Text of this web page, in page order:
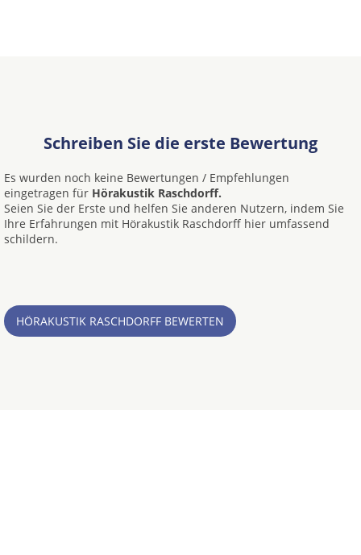
Schreiben Sie die erste Bewertung
Es wurden noch keine Bewertungen / Empfehlungen
eingetragen für Hörakustik Raschdorff.
Seien Sie der Erste und helfen Sie anderen Nutzern, indem Sie
Ihre Erfahrungen mit Hörakustik Raschdorff hier umfassend
schildern.
HÖRAKUSTIK RASCHDORFF BEWERTEN